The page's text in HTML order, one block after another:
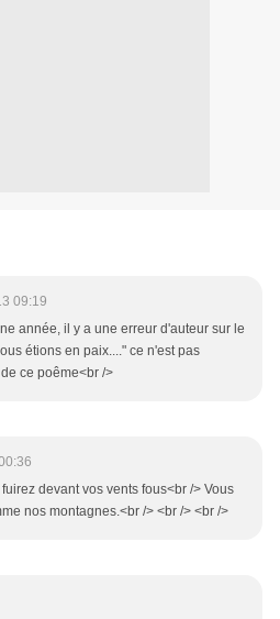
09:19
année, il y a une erreur d'auteur sur le
étions en paix...." ce n'est pas
ce poême<br />
devant vos vents fous<br /> Vous
nos montagnes.<br /> <br /> <br />